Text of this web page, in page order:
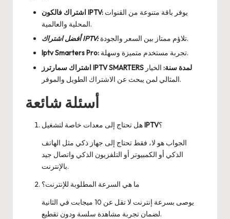
اشتراك فالكون IPTV:
المحلية والعالمية.
أفضل اشتراك IPTV:
تلاؤم ممتاز بين السعر والجودة.
Iptv Smarters Pro:
تجربة مستخدم متميزة وسهلة.
اشتراك سمارترز IPTV SMARTERS لمدة سنة: الخيار
المثالي لمن يبحث عن الاشتراك الطويل والموفر.
أسئلة شائعة
IPTV؟
الجواب هو لا، فقط تحتاج إلى جهاز ذكي مثل الهاتف
الذكي أو الكمبيوتر أو التلفزيون الذكي واتصال جيد
بالإنترنت.
ما هي السرعة المطلوبة للإنترنت؟
يوصى بسرعة إنترنت لا تقل عن 10 ميجابت في الثانية
لضمان تجربة مشاهدة سلسة ودون تقطيع.